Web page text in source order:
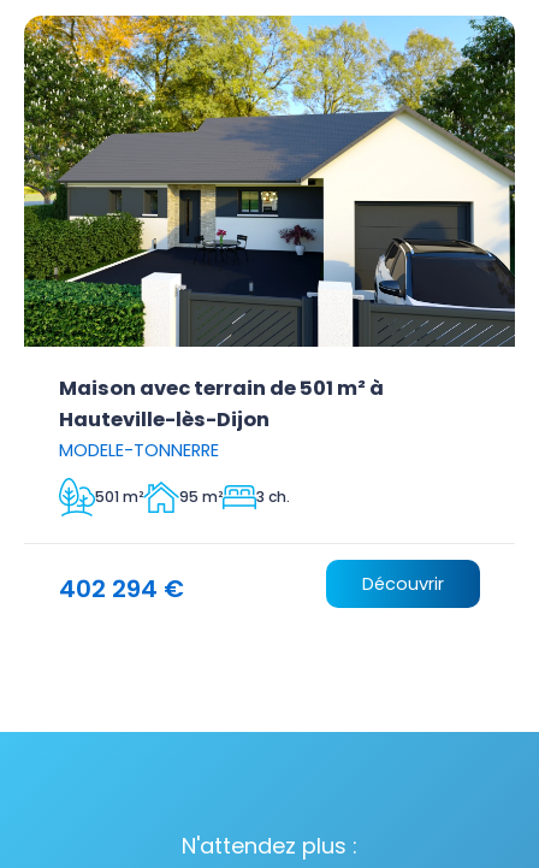
Maison avec terrain de 501 m² à
Hauteville-lès-Dijon
MODELE-TONNERRE
501 m² 95 m² 3 ch.
402 294 € Découvrir
N'attendez plus :